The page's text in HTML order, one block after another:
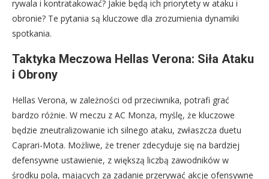
rywala i kontratakować? Jakie będą ich priorytety w ataku i
obronie? Te pytania są kluczowe dla zrozumienia dynamiki
spotkania.
Taktyka Meczowa Hellas Verona: Siła Ataku
i Obrony
Hellas Verona, w zależności od przeciwnika, potrafi grać
bardzo różnie. W meczu z AC Monza, myślę, że kluczowe
będzie zneutralizowanie ich silnego ataku, zwłaszcza duetu
Caprari-Mota. Możliwe, że trener zdecyduje się na bardziej
defensywne ustawienie, z większą liczbą zawodników w
środku pola, mających za zadanie przerywać akcje ofensywne